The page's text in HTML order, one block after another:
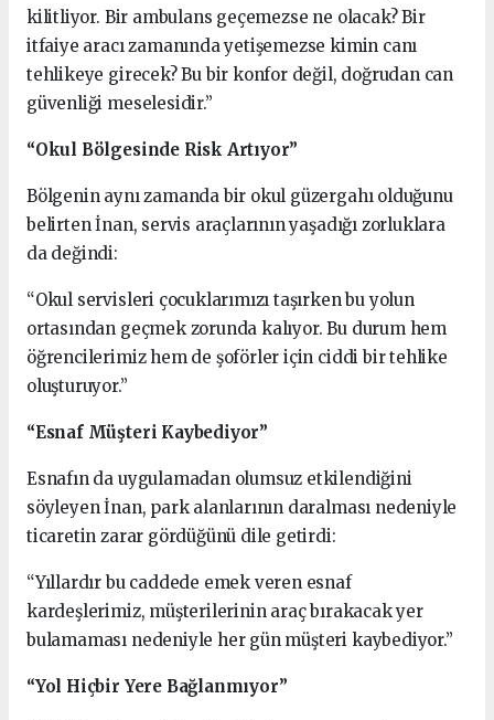
kilitliyor. Bir ambulans geçemezse ne olacak? Bir
itfaiye aracı zamanında yetişemezse kimin canı
tehlikeye girecek? Bu bir konfor değil, doğrudan can
güvenliği meselesidir.”
“Okul Bölgesinde Risk Artıyor”
Bölgenin aynı zamanda bir okul güzergahı olduğunu
belirten İnan, servis araçlarının yaşadığı zorluklara
da değindi:
“Okul servisleri çocuklarımızı taşırken bu yolun
ortasından geçmek zorunda kalıyor. Bu durum hem
öğrencilerimiz hem de şoförler için ciddi bir tehlike
oluşturuyor.”
“Esnaf Müşteri Kaybediyor”
Esnafın da uygulamadan olumsuz etkilendiğini
söyleyen İnan, park alanlarının daralması nedeniyle
ticaretin zarar gördüğünü dile getirdi:
“Yıllardır bu caddede emek veren esnaf
kardeşlerimiz, müşterilerinin araç bırakacak yer
bulamaması nedeniyle her gün müşteri kaybediyor.”
“Yol Hiçbir Yere Bağlanmıyor”